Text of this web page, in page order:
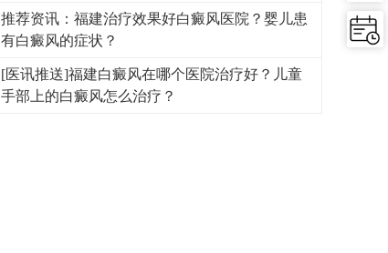
推荐资讯：福建治疗效果好白癜风医院？婴儿患
有白癜风的症状？
[医讯推送]福建白癜风在哪个医院治疗好？儿童
手部上的白癜风怎么治疗？